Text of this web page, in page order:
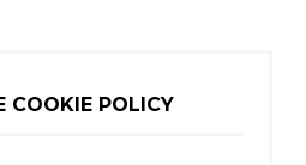
COOKIE POLICY